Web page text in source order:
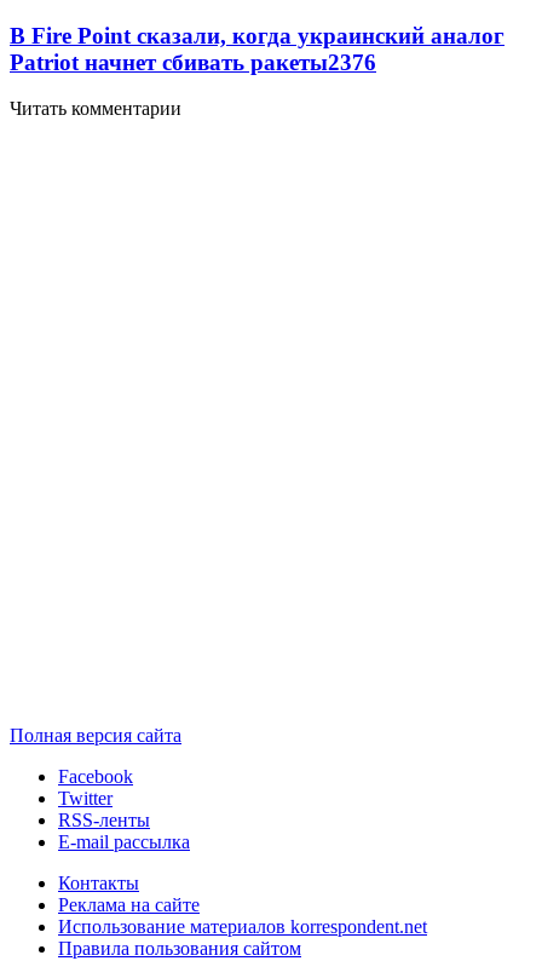
В Fire Point сказали, когда украинский аналог
Patriot начнет сбивать ракеты2376
Читать комментарии
Полная версия сайта
Facebook
Twitter
RSS-ленты
E-mail рассылка
Контакты
Реклама на сайте
Использование материалов korrespondent.net
Правила пользования сайтом